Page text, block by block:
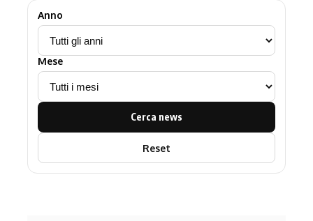
Anno
Mese
Cerca news
Reset